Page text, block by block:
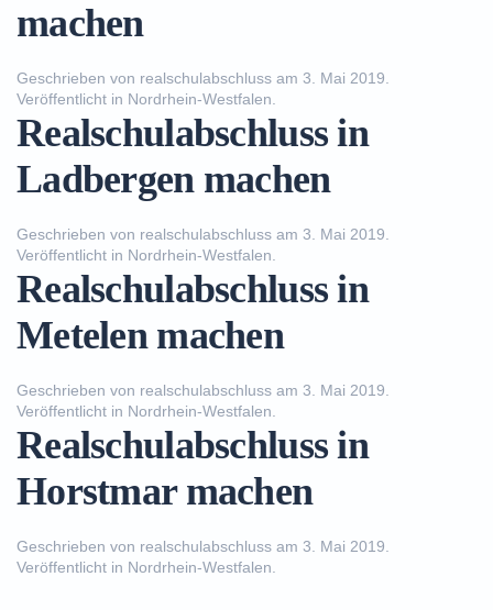
machen
Geschrieben von realschulabschluss am 3. Mai 2019
Veröffentlicht in Nordrhein-Westfalen
Realschulabschluss in
Ladbergen machen
Geschrieben von realschulabschluss am 3. Mai 2019
Veröffentlicht in Nordrhein-Westfalen
Realschulabschluss in
Metelen machen
Geschrieben von realschulabschluss am 3. Mai 2019
Veröffentlicht in Nordrhein-Westfalen
Realschulabschluss in
Horstmar machen
Geschrieben von realschulabschluss am 3. Mai 2019
Veröffentlicht in Nordrhein-Westfalen